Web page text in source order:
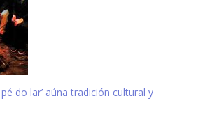
do lar’ aúna tradición cultural y